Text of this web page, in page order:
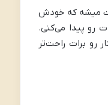
میشه که خودش
رو پیدا می‌کنی.
رو برات راحت‌تر